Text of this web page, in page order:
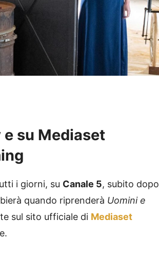
e su Mediaset
i giorni, su Canale 5, subito dopo
quando riprenderà Uomini e
sul sito ufficiale di Mediaset